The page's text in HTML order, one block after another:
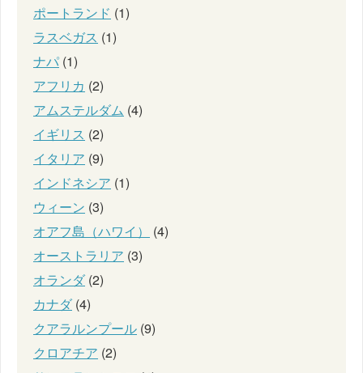
ポートランド (1)
ラスベガス (1)
ナパ (1)
アフリカ (2)
アムステルダム (4)
イギリス (2)
イタリア (9)
インドネシア (1)
ウィーン (3)
オアフ島（ハワイ）
(4)
オーストラリア (3)
オランダ(2)
カナダ(4)
クアラルンプール (9)
クロアチア (2)